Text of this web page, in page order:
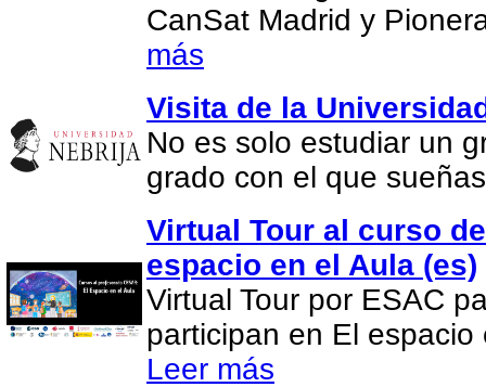
CanSat Madrid y
más
Visita de la
No es solo estudiar un
grado con el que
Virtual Tour al curso
espacio en el Aula (es)
Virtual Tour por ESAC
participan en El espacio
Leer más